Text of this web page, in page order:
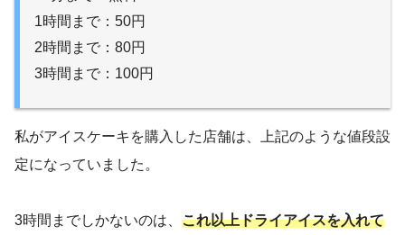
1時間まで：50円
2時間まで：80円
3時間まで：100円
私がアイスケーキを購入した店舗は、上記のような値段設
定になっていました。
3時間までしかないのは、 これ以上ドライアイスを入れて